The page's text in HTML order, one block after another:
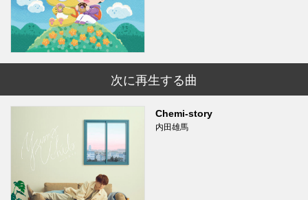
次に再生する曲
Chemi-story
内田雄馬